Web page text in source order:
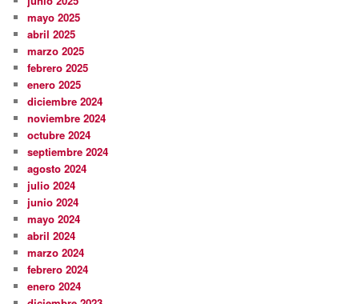
mayo 2025
abril 2025
marzo 2025
febrero 2025
enero 2025
diciembre 2024
noviembre 2024
octubre 2024
septiembre 2024
agosto 2024
julio 2024
junio 2024
mayo 2024
abril 2024
marzo 2024
febrero 2024
enero 2024